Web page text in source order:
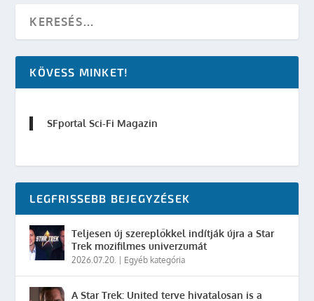
KÖVESS MINKET!
SFportal Sci-Fi Magazin
LEGFRISSEBB BEJEGYZÉSEK
Teljesen új szereplőkkel indítják újra a Star
Trek mozifilmes univerzumát
2026.07.20. Egyéb kategória
A Star Trek: United terve hivatalosan is a